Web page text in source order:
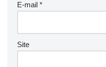
E-mail *
Site